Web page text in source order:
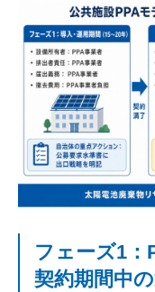
フェーズ1：
契約期間中